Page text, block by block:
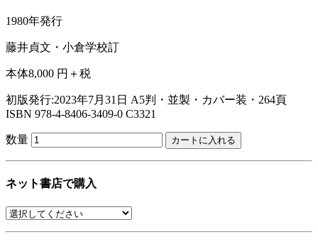
1980年発行
藤井貞文・小倉学校訂
本体8,000 円＋税
初版発行:2023年7月31日 A5判・並製・カバー装・264頁
ISBN 978-4-8406-3409-0 C3321
数量
ネット書店で購入